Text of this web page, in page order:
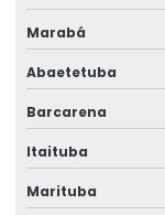
Marabá
Abaetetuba
Barcarena
Itaituba
Marituba